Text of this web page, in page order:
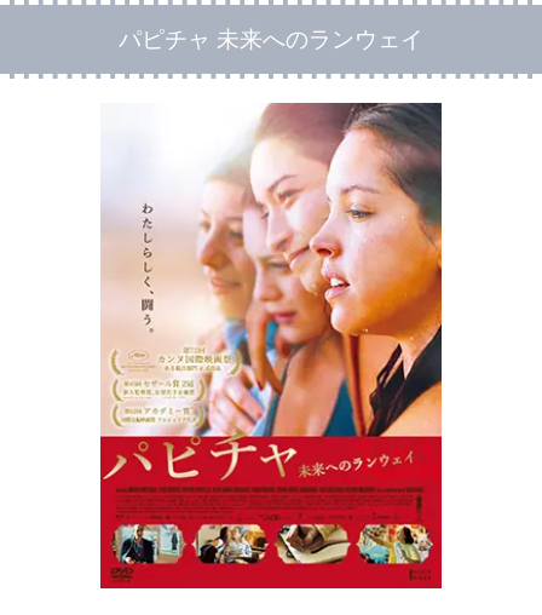
パピチャ 未来へのランウェイ